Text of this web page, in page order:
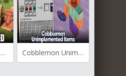
Items Displayed для Майнкрафт [1.21, 1.20.6, 1.20.4] Cobblemon Unimplemented Items для Майнкрафт [1.20.1, 1.19.2]